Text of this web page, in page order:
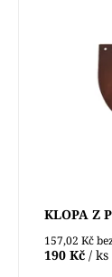
Velmi
KLOPA Z
157,02 Kč
190 Kč / ks